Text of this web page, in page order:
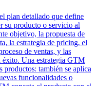
plan detallado que define
su producto o servicio al
objetivo, la propuesta de
la estrategia de pricing, el
de ventas, y las
éxito. Una estrategia GTM
productos: también se aplica
funcionalidades o